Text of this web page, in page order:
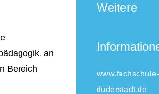
an
Bereich
Weitere
www.fachschule-
duderstadt.de